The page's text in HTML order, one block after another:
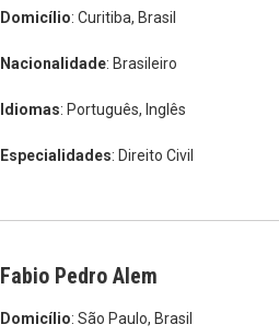
Domicílio: Curitiba, Brasil
Nacionalidade: Brasileiro
Idiomas: Português, Inglês
Especialidades: Direito Civil
Fabio Pedro Alem
Domicílio: São Paulo, Brasil